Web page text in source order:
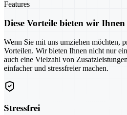
Features
Diese Vorteile bieten wir Ihnen
Wenn Sie mit uns umziehen möchten,
Vorteilen. Wir bieten Ihnen nicht nur
auch eine Vielzahl von
einfacher und stressfreier machen.
Stressfrei